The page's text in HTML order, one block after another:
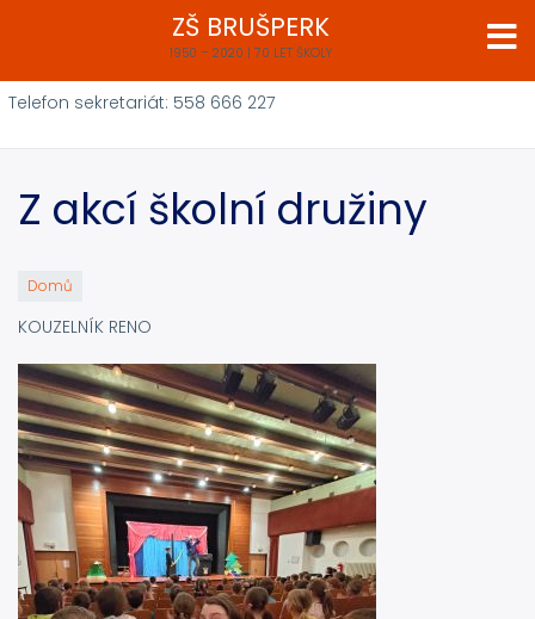
obsahu
ZŠ BRUŠPERK
1950 – 2020 | 70 LET ŠKOLY
Telefon sekretariát: 558 666 227
Z akcí školní družiny
Domů
KOUZELNÍK RENO